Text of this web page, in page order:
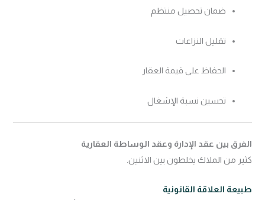
ضمان تحصيل منتظم
تقليل النزاعات
الحفاظ على قيمة العقار
تحسين نسبة الإشغال
الفرق بين عقد الإدارة وعقد الوساطة العقارية
كثير من الملاك يخلطون بين الاثنين.
طبيعة العلاقة القانونية